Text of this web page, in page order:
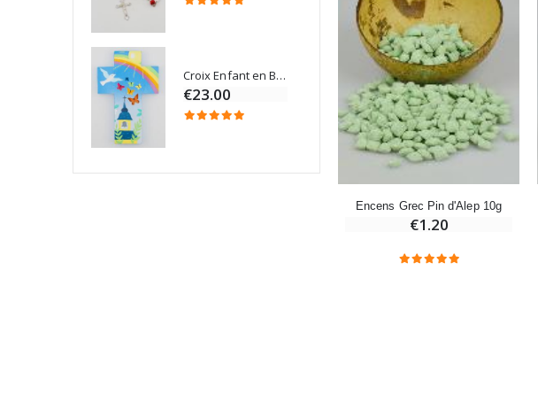
Croix Enfant en Bois Eglise Papillons et Arc-en-ciel 15 cm
€23.00 €4.90
Encens Grec Pin d'Alep 10g
€1.20